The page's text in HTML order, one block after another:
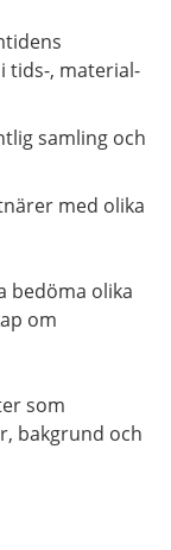
tids-, material-
samling och
med olika
bedöma olika
om
som
bakgrund och